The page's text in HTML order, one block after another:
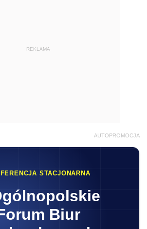
REKLAMA
AUTOPROMOCJA
STACJONARNA
Biur